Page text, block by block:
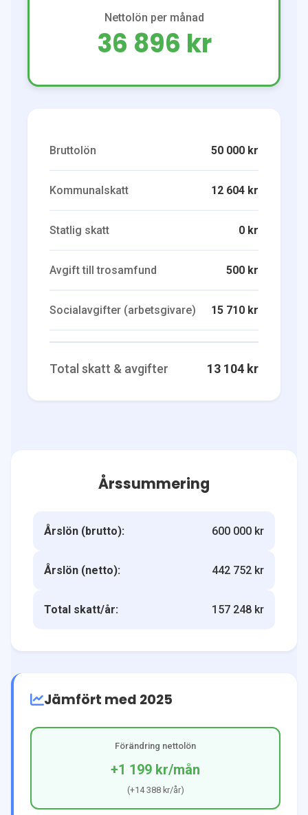
Nettolön per månad
36 896 kr
Bruttolön 50 000 kr
Kommunalskatt 12 604 kr
Statlig skatt 0 kr
Avgift till trosamfund 500 kr
Socialavgifter (arbetsgivare) 15 710 kr
Total skatt & avgifter 13 104 kr
Årssummering
Årslön (brutto): 600 000 kr
Årslön (netto): 442 752 kr
Total skatt/år: 157 248 kr
Jämfört med 2025
Förändring nettolön
+1 199 kr/mån
(+14 388 kr/år)